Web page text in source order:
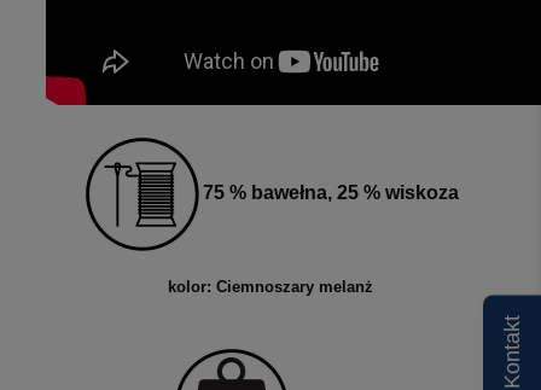
75 % bawełna, 25 % wiskoza
kolor: Ciemnoszary melanż
Kontakt